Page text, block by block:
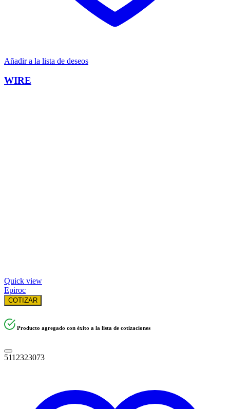
Añadir a la lista de deseos
WIRE
Quick view
Epiroc
COTIZAR
Producto agregado con éxito a la lista de cotizaciones
5112323073